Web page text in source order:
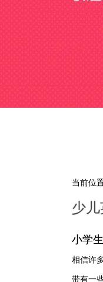
当前位
少
小学
相信许
带有一